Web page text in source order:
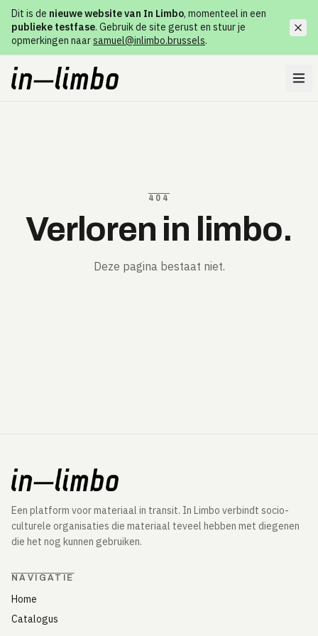
Dit is de nieuwe website van In Limbo, momenteel in een
publieke testfase. Gebruik de site gerust en stuur je
opmerkingen naarsamuel@inlimbo.brussels.
404
Verloren in limbo.
Deze pagina bestaat niet.
Een platform voor materiaal in transit. In Limbo verbindt socio-
culturele organisaties die materiaal teveel hebben met diegenen
die het nog kunnen gebruiken.
NAVIGATIE
Home
Catalogus